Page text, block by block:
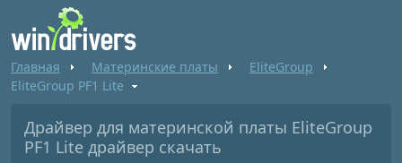
Главная Материнские платы
EliteGroup
EliteGroup PF1 Lite
Драйвер для материнской платы EliteGroup
PF1 Lite драйвер скачать